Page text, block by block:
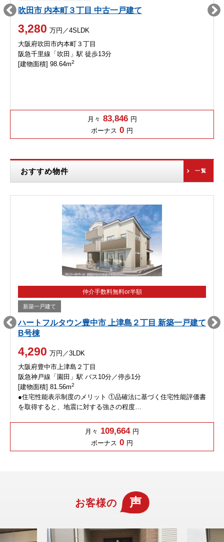
吹田市 内本町３丁目 中古一戸建て
3,280 万円／4SLDK
大阪府吹田市内本町３丁目
阪急千里線「吹田」駅 徒歩13分
[建物面積] 98.64m2
月々 83,846 円
ボーナス 0 円
おすすめ物件 一覧
仲介手数料無料or半額
新築一戸建て
ハートフルタウン豊中市 上津島２丁目 新築一戸建て
B号棟
4,290 万円／3LDK
大阪府豊中市上津島２丁目
阪急神戸線「園田」駅 バス10分／停歩1分
[建物面積] 81.56m2
●住宅性能表示制度のメリット ①品確法に基づく住宅性能評価書
を取得すると、地震に対する強さの程度…
月々 109,664 円
ボーナス 0 円
お客様の 声